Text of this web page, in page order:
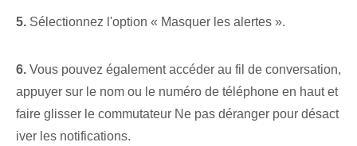
5. ‍Sélectionnez l'option « Masquer les alertes ».
6. Vous pouvez également accéder au fil de conversation,
appuyer sur le nom ou le numéro de téléphone en haut et
faire glisser le commutateur Ne pas déranger pour désact
iver les notifications.